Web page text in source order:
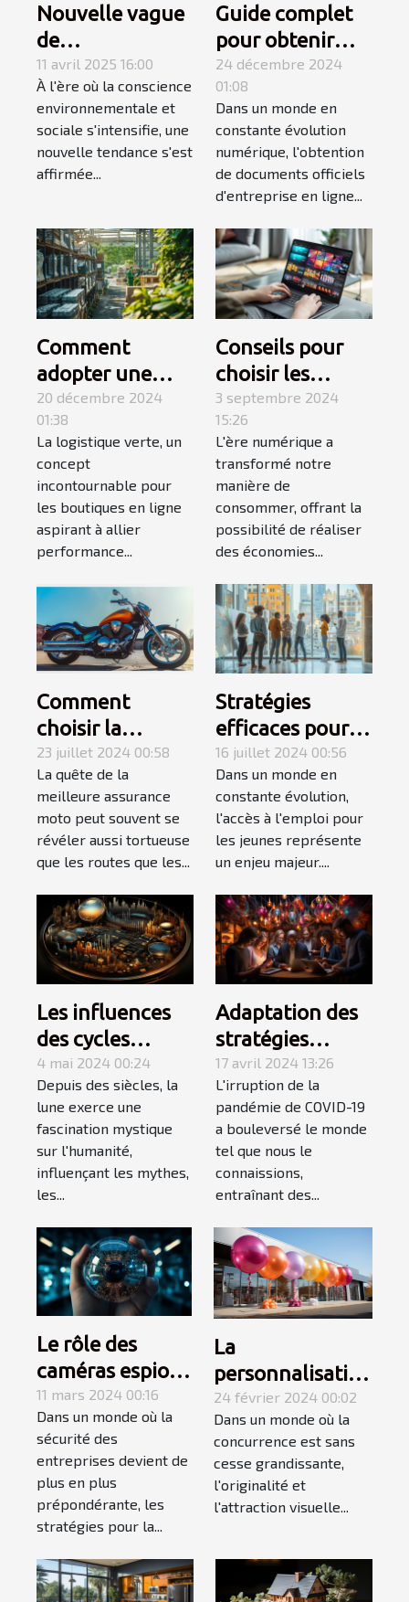
Nouvelle vague
de
consommation
éthique et
responsable
impact sur les
marques et les
marketing
11 avril 2025 16:00
À l'ère où la conscience
environnementale et
sociale s'intensifie, une
nouvelle tendance s'est
affirmée...
Guide complet
pour obtenir
facilement votre
document
officiel
d'entreprise en
ligne
24 décembre 2024
01:08
Dans un monde en
constante évolution
numérique, l'obtention
de documents officiels
d'entreprise en ligne...
Comment
adopter une
logistique verte
pour votre
boutique en
ligne
20 décembre 2024
01:38
La logistique verte, un
concept
incontournable pour
les boutiques en ligne
aspirant à allier
performance...
Conseils pour
choisir les
meilleurs
produits de
déstockage en
ligne
3 septembre 2024
15:26
L'ère numérique a
transformé notre
manière de
consommer, offrant la
possibilité de réaliser
des économies...
Comment
choisir la
meilleure
assurance moto
pour une
protection
maximale
23 juillet 2024 00:58
La quête de la
meilleure assurance
moto peut souvent se
révéler aussi tortueuse
que les routes que les...
Stratégies
efficaces pour
améliorer
l'employabilité
des jeunes
16 juillet 2024 00:56
Dans un monde en
constante évolution,
l'accès à l'emploi pour
les jeunes représente
un enjeu majeur....
Les influences
des cycles
lunaires sur les
comportements
économiques et
les marchés
financiers
4 mai 2024 00:24
Depuis des siècles, la
lune exerce une
fascination mystique
sur l'humanité,
influençant les mythes,
les...
Adaptation des
stratégies
marketing à
l'ère post-COVID
17 avril 2024 13:26
L'irruption de la
pandémie de COVID-19
a bouleversé le monde
tel que nous le
connaissions,
entraînant des...
Le rôle des
caméras espion
dans les
stratégies de
sécurité des
entreprises
11 mars 2024 00:16
Dans un monde où la
sécurité des
entreprises devient de
plus en plus
prépondérante, les
stratégies pour la...
La
personnalisation
des ballons
géants pour les
campagnes
saisonnières
24 février 2024 00:02
Dans un monde où la
concurrence est sans
cesse grandissante,
l'originalité et
l'attraction visuelle...